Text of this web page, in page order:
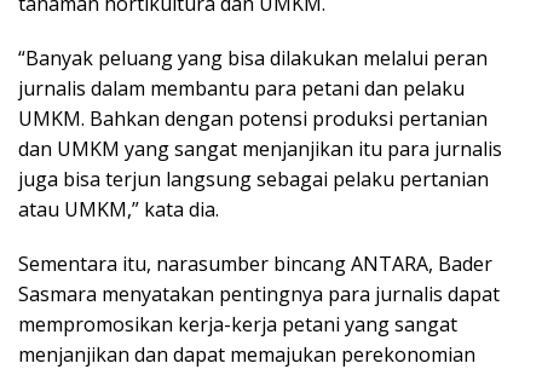
“Banyak peluang yang bisa dilakukan melalui peran
jurnalis dalam membantu para petani dan pelaku
UMKM. Bahkan dengan potensi produksi pertanian
dan UMKM yang sangat menjanjikan itu para jurnalis
juga bisa terjun langsung sebagai pelaku pertanian
atau UMKM,” kata dia.
Sementara itu, narasumber bincang ANTARA, Bader
Sasmara menyatakan pentingnya para jurnalis dapat
mempromosikan kerja-kerja petani yang sangat
menjanjikan dan dapat memajukan perekonomian